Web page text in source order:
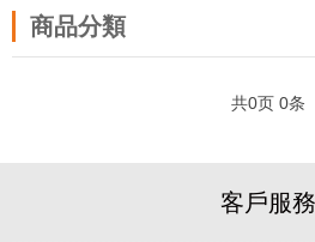
商品分類
共0页 0条
客戶服務